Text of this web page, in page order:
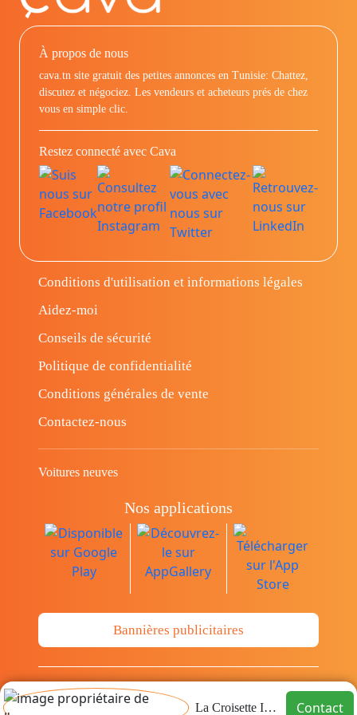
La Croisette Immo Contact
À propos de nous
cava.tn site gratuit des petites annonces en Tunisie: Chattez,
discutez et négociez. Les vendeurs et acheteurs prés de chez
vous en simple clic.
Restez connecté avec Cava
Conditions d'utilisation et informations légales
Aidez-moi
Conseils de sécurité
Politique de confidentialité
Conditions générales de vente
Contactez-nous
Voitures neuves
Nos applications
Bannières publicitaires
© Copyright 2014-2026 Cava.tn Limited Tous
les droits sont réservés.